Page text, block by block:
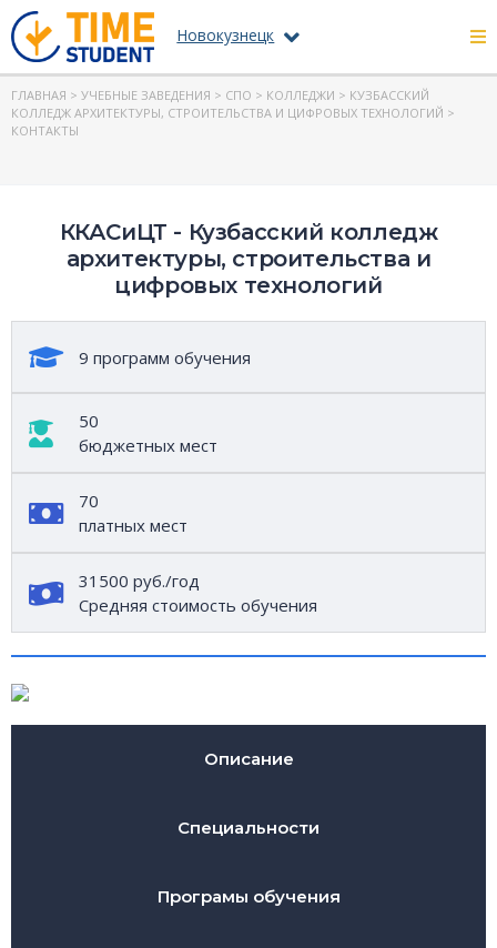
Новокузнецк
ГЛАВНАЯ > УЧЕБНЫЕ ЗАВЕДЕНИЯ > СПО > КОЛЛЕДЖИ > КУЗБАССКИЙ
КОЛЛЕДЖ АРХИТЕКТУРЫ, СТРОИТЕЛЬСТВА И ЦИФРОВЫХ ТЕХНОЛОГИЙ >
КОНТАКТЫ
ККАСиЦТ - Кузбасский колледж
архитектуры, строительства и
цифровых технологий
9 программ обучения
50
бюджетных мест
70
платных мест
31500 руб./год
Средняя стоимость обучения
Описание
Специальности
Програмы обучения